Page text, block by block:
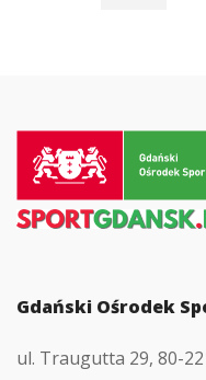
Gdański Ośrodek
ul. Traugutta 29, 80-